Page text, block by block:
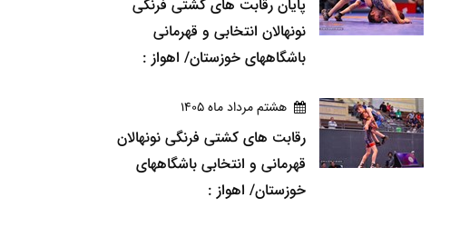
نونهالان انتخابی و قهرمانی
باشگاههای خوزستان/ اهواز :
هشتم مرداد ماه 1405
رقابت های کشتی فرنگی نونهالان
قهرمانی و انتخابی باشگاههای
خوزستان/ اهواز :